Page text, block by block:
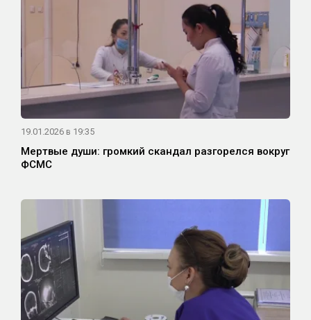
19.01.2026 в 19:35
Мертвые души: громкий скандал разгорелся вокруг
ФСМС